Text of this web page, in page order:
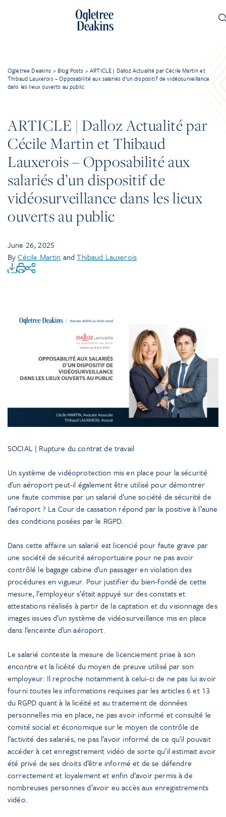
Ogletree Deakins > Blog Posts >ARTICLE | Dalloz Actualité par Cécile Martin et
Thibaud Lauxerois – Opposabilité aux salariés d’un dispositif de vidéosurveillance
dans les lieux ouverts au public
ARTICLE | Dalloz Actualité par
Cécile Martin et Thibaud
Lauxerois – Opposabilité aux
salariés d’un dispositif de
vidéosurveillance dans les lieux
ouverts au public
June 26, 2025
ByCécile Martin andThibaud Lauxerois
SOCIAL | Rupture du contrat de travail
Un système de vidéoprotection mis en place pour la sécurité
d’un aéroport peut-il également être utilisé pour démontrer
une faute commise par un salarié d’une société de sécurité de
l’aéroport ? La Cour de cassation répond par la positive à l’aune
des conditions posées par le RGPD.
Dans cette affaire un salarié est licencié pour faute grave par
une société de sécurité aéroportuaire pour ne pas avoir
contrôlé le bagage cabine d’un passager en violation des
procédures en vigueur. Pour justifier du bien-fondé de cette
mesure, l’employeur s’était appuyé sur des constats et
attestations réalisés à partir de la captation et du visionnage des
images issues d’un système de vidéosurveillance mis en place
dans l’enceinte d’un aéroport.
Le salarié conteste la mesure de licenciement prise à son
encontre et la licéité du moyen de preuve utilisé par son
employeur. Il reproche notamment à celui-ci de ne pas lui avoir
fourni toutes les informations requises par les articles 6 et 13
du RGPD quant à la licéité et au traitement de données
personnelles mis en place, ne pas avoir informé et consulté le
comité social et économique sur le moyen de contrôle de
l’activité des salariés, ne pas l’avoir informé de ce qu’il pouvait
accéder à cet enregistrement vidéo de sorte qu’il estimait avoir
été privé de ses droits d’être informé et de se défendre
correctement et loyalement et enfin d’avoir permis à de
nombreuses personnes d’avoir eu accès aux enregistrements
vidéo.